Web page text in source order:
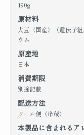
190g
原材料
大豆（国産）（遺伝子
ウム
原産地
日本
消費期限
別途記載
配送方法
クール便（冷蔵）
本製品に含まれるア